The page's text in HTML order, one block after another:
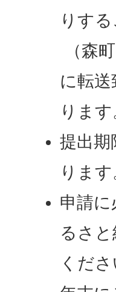
りす
（森
に転
ります
提出期
ります
申請
るさ
くださ